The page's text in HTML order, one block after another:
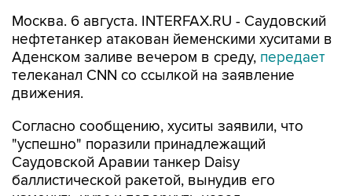
Москва. 6 августа. INTERFAX.RU - Саудовский
нефтетанкер атакован йеменскими хуситами в
Аденском заливе вечером в среду, передает
телеканал CNN со ссылкой на заявление
движения.
Согласно сообщению, хуситы заявили, что
"успешно" поразили принадлежащий
Саудовской Аравии танкер Daisy
баллистической ракетой, вынудив его